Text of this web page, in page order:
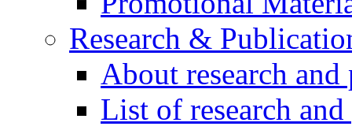
Research &
About research
List of research